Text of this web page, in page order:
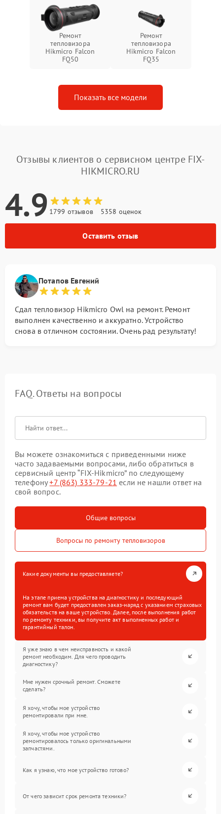
Ремонт
тепловизора
Hikmicro Falcon
FQ50
Ремонт
тепловизора
Hikmicro Falcon
FQ35
Показать все модели
Отзывы клиентов о сервисном центре FIX-
HIKMICRO.RU
4.9 1799 отзывов 5358 оценок
Оставить отзыв
Потапов Евгений
Сдал тепловизор Hikmicro Owl на ремонт. Ремонт
выполнен качественно и аккуратно. Устройство
снова в отличном состоянии. Очень рад результату!
FAQ. Ответы на вопросы
Вы можете ознакомиться с приведенными ниже
часто задаваемыми вопросами, либо обратиться в
сервисный центр “FIX-Hikmicro” по следующему
телефону+7 (863) 333-79-21 если не нашли ответ на
свой вопрос.
Общие вопросы
Вопросы по ремонту тепловизоров
Какие документы вы предоставляете?
На этапе приема устройства на диагностику и последующий
ремонт вам будет предоставлен заказ-наряд с указанием страховых
обязательств на ваше устройство. Далее, после выполнения работ
по ремонту техники, вы получите акт выполненных работ и
гарантийный талон.
Я уже знаю в чем неисправность и какой
ремонт необходим. Для чего проводить
диагностику?
Мне нужен срочный ремонт. Сможете
сделать?
Я хочу, чтобы мое устройство
ремонтировали при мне.
Я хочу, чтобы мое устройство
ремонтировалось только оригинальными
запчастями.
Как я узнаю, что мое устройство готово?
От чего зависит срок ремонта техники?